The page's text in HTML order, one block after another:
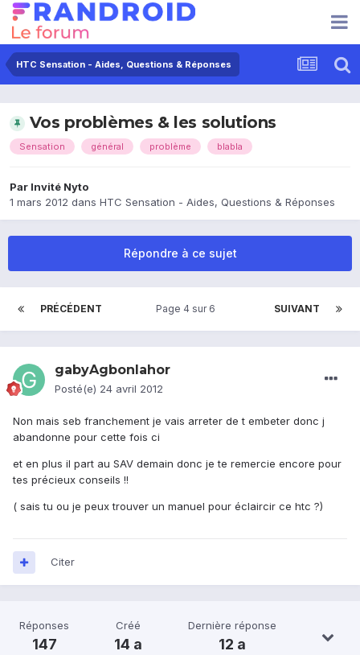
HTC Sensation - Aides, Questions & Réponses
Vos problèmes & les solutions
Sensation général problème blabla
Par Invité Nyto
1 mars 2012 dans HTC Sensation - Aides, Questions & Réponses
Répondre à ce sujet
PRÉCÉDENT SUIVANT
Page 4 sur 6
gabyAgbonlahor
Posté(e) 24 avril 2012
Non mais seb franchement je vais arreter de t embeter donc j
abandonne pour cette fois ci
et en plus il part au SAV demain donc je te remercie encore pour
tes précieux conseils !!
( sais tu ou je peux trouver un manuel pour éclaircir ce htc ?)
Citer
Réponses
147
Créé
14 a
Dernière réponse
12 a